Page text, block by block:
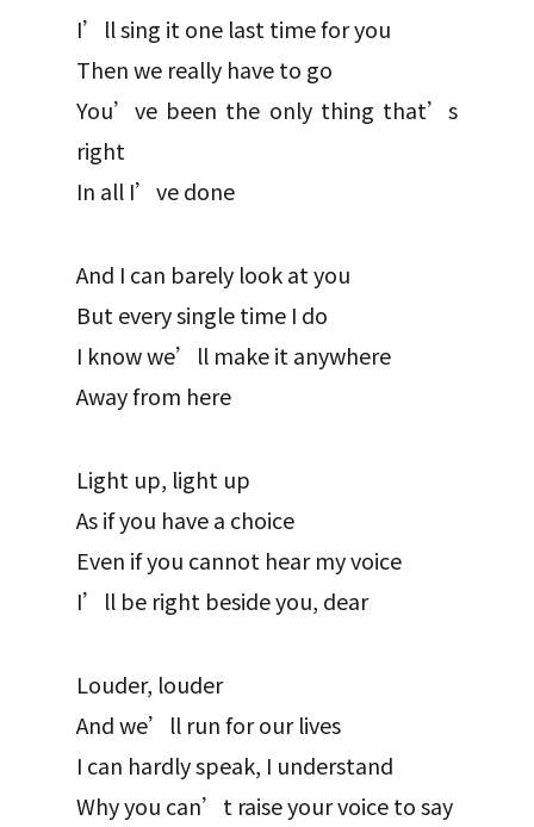
I’ll sing it one last time for you
Then we really have to go
You’ve been the only thing that’s
right
In all I’ve done
And I can barely look at you
But every single time I do
I know we’ll make it anywhere
Away from here
Light up, light up
As if you have a choice
Even if you cannot hear my voice
I’ll be right beside you, dear
Louder, louder
And we’ll run for our lives
I can hardly speak, I understand
Why you can’t raise your voice to say